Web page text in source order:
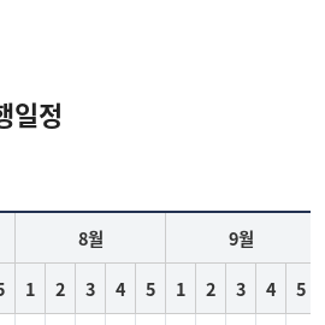
일정
8월
9월
1 2 3 4 5 1 2 3 4 5